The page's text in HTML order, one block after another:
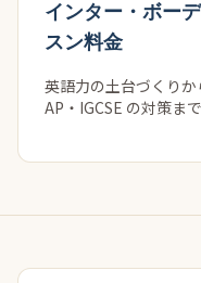
インター・ボー
スン料金
英語力の土台づくり
AP・IGCSE の対策ま